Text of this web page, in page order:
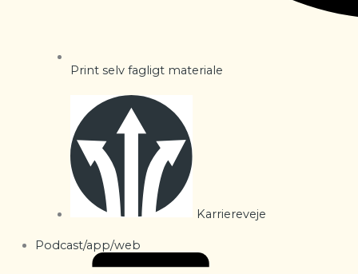
Print selv fagligt materiale
Karriereveje
Podcast/app/web